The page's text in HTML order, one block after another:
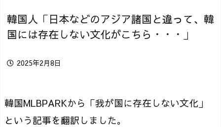
韓国人「日本などのアジア諸国と違って、韓
国には存在しない文化がこちら・・・」
2025年2月8日
韓国MLBPARKから「我が国に存在しない文化」
という記事を翻訳しました。